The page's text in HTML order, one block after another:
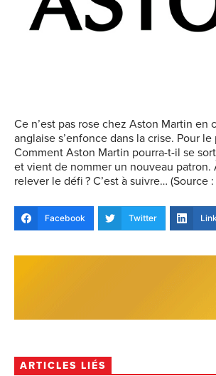
Ce n’est pas rose chez Aston Martin
anglaise s’enfonce dans la crise. Pour
Comment Aston Martin pourra-t-il se
et vient de nommer un nouveau patron.
relever le défi ? C’est à suivre… (Source
Facebook Twitter
ARTICLES LIÉS